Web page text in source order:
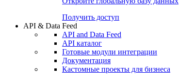
Получить доступ
API & Data Feed
API and Data Feed
API каталог
Готовые модули интеграции
Документация
Кастомные проекты для бизнеса